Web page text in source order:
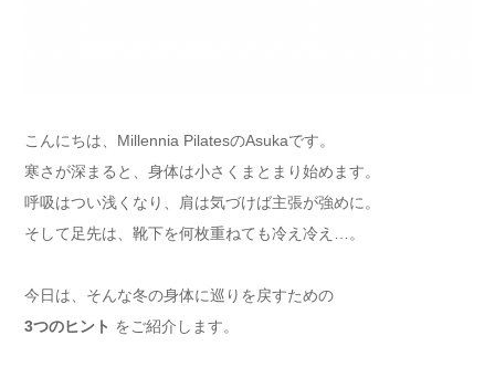
こんにちは、Millennia PilatesのAsukaです。
寒さが深まると、身体は小さくまとまり始めます。
呼吸はつい浅くなり、肩は気づけば主張が強めに。
そして足先は、靴下を何枚重ねても冷え冷え…。
今日は、そんな冬の身体に巡りを戻すための
3つのヒント をご紹介します。